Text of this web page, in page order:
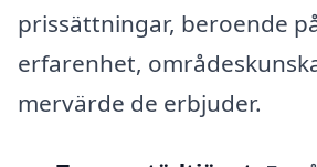
prissättningar, beroende
erfarenhet,
mervärde de erbjuder.